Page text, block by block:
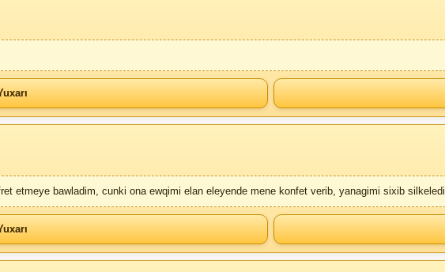
etmeye bawladim, cunki ona ewqimi elan eleyende mene konfet verib, yanagimi sixib silkeledi